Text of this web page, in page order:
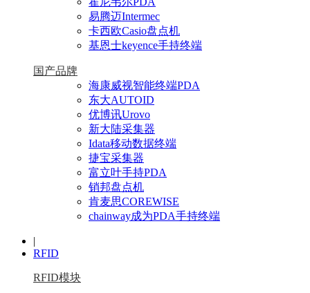
易腾迈Intermec
卡西欧Casio盘点机
基恩士keyence手持终端
国产品牌
海康威视智能终端PDA
东大AUTOID
优博讯Urovo
新大陆采集器
Idata移动数据终端
捷宝采集器
富立叶手持PDA
销邦盘点机
肯麦思COREWISE
chainway成为PDA手持终端
|
RFID
RFID模块